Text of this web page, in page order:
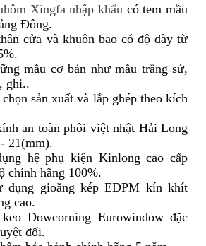
hôm Xingfa nhập khẩu có tem mầu
Đông.
cửa và khuôn bao có độ dày từ
mầu cơ bản như mầu trắng sứ,
ghi..
sản xuất và lắp ghép theo kích
an toàn phôi việt nhật Hải Long
- 21(mm).
hệ phụ kiện Kinlong cao cấp
chính hãng 100%.
dụng gioăng kép EDPM kín khít
cao.
Dowcorning Eurowindow đặc
đối.